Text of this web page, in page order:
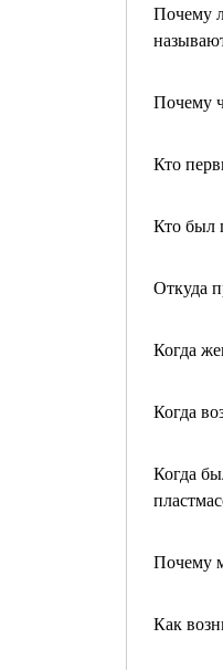
Почему
Почему
Кто
Кто был
Откуда
Когда
Когда
Когда
Почему
Как